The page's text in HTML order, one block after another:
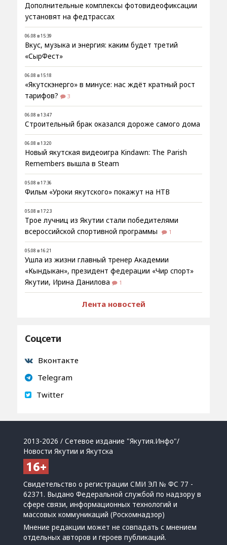
Дополнительные комплексы фотовидеофиксации
установят на федтрассах
06.08 в 15:39
Вкус, музыка и энергия: каким будет третий
«СырФест»
06.08 в 15:18
«Якутскэнерго» в минусе: нас ждёт кратный рост
тарифов?
3
06.08 в 13:47
Строительный брак оказался дороже самого дома
06.08 в 13:20
Новый якутская видеоигра Kindawn: The Parish
Remembers вышла в Steam
05.08 в 17:36
Фильм «Уроки якутского» покажут на НТВ
05.08 в 17:23
Трое лучниц из Якутии стали победителями
всероссийской спортивной программы
1
05.08 в 16:21
Ушла из жизни главный тренер Академии
«Кындыкан», президент федерации «Чир спорт»
Якутии, Ирина Данилова
1
Лента новостей
Соцсети
Вконтакте
Telegram
Twitter
2013-2026 / Сетевое издание "Якутия.Инфо"/
Новости Якутии и Якутска
Свидетельство о регистрации СМИ ЭЛ № ФС 77 -
62371. Выдано Федеральной службой по надзору в
сфере связи, информационных технологий и
массовых коммуникаций (Роскомнадзор)
Мнение редакции может не совпадать с мнением
отдельных авторов и героев публикаций.